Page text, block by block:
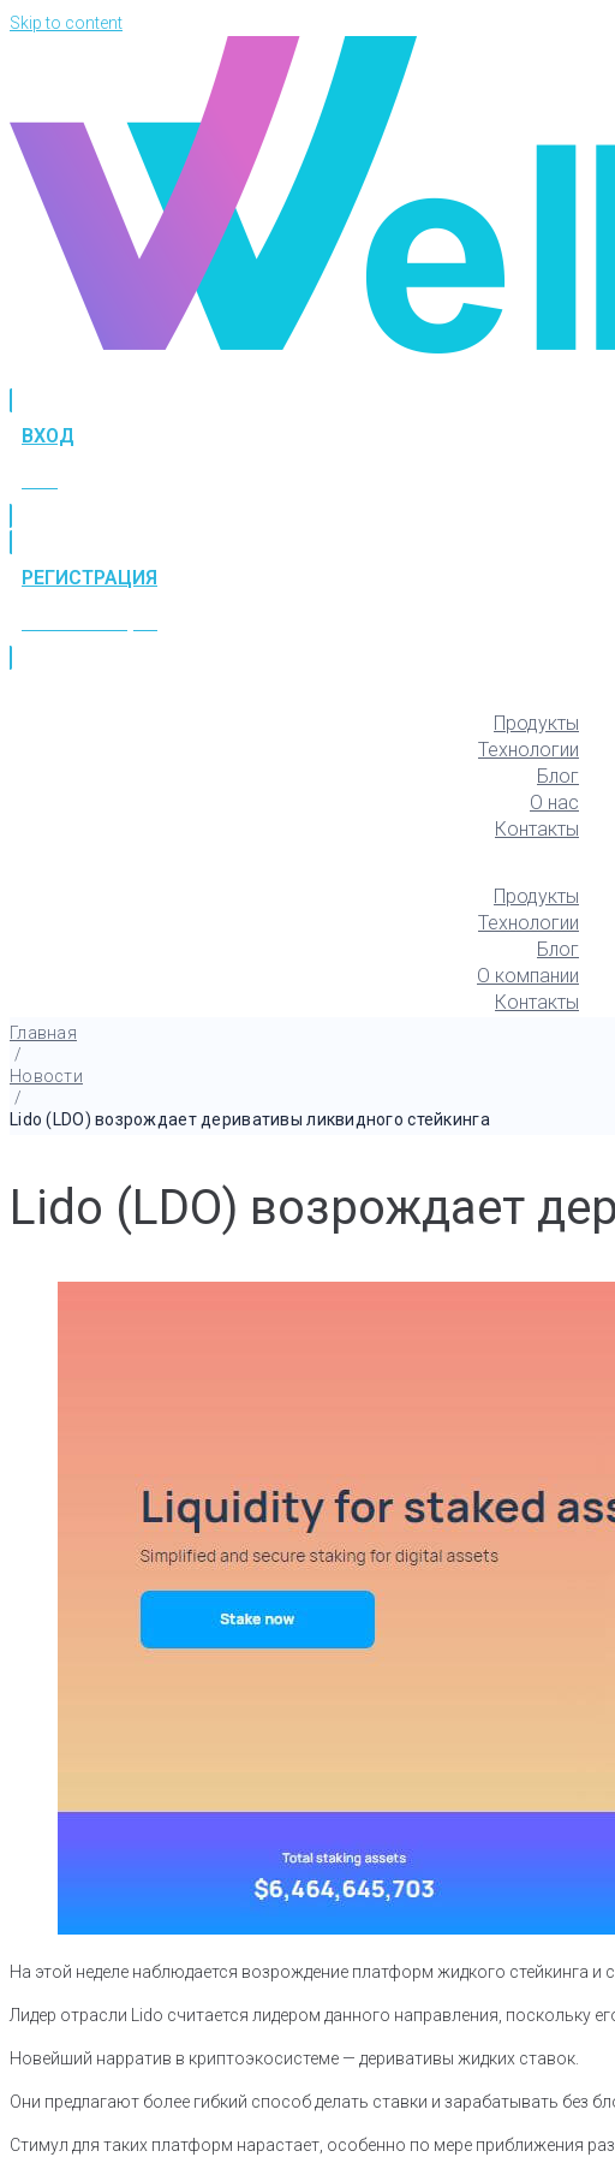
Skip to content
ВХОД
РЕГИСТРАЦИЯ
Продукты
Технологии
Блог
О нас
Контакты
Продукты
Технологии
Блог
О компании
Контакты
Главная
/
Новости
/
Lido (LDO) возрождает деривативы ликвидного стейкинга
Lido (LDO) возрождает
На этой неделе наблюдается возрождение платформ жидкого стейкинга и
Лидер отрасли Lido считается лидером данного направления, поскольку
Новейший нарратив в криптоэкосистеме — деривативы жидких ставок.
Они предлагают более гибкий способ делать ставки и зарабатывать без
Стимул для таких платформ нарастает, особенно по мере приближения